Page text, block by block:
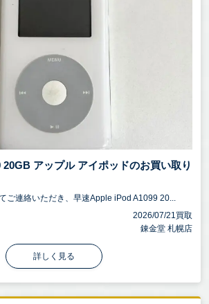
アップル アイポッドのお買い取り
ご連絡いただき、早速Apple iPod A1099 20...
2026/07/21買取
錬金堂 札幌店
詳しく見る